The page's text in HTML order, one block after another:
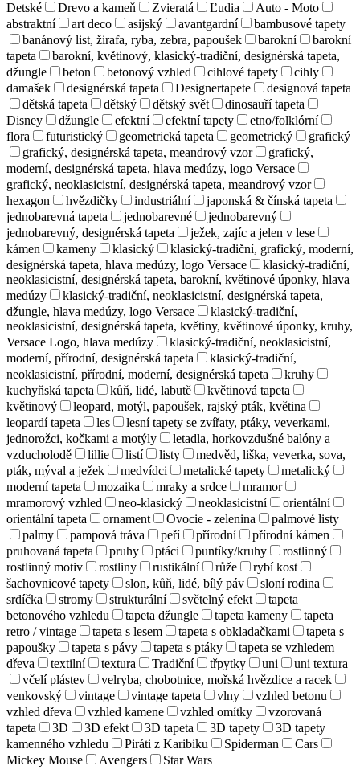
Detské
Drevo a kameň Zvieratá Ľudia
Auto - Moto
abstraktní
art deco asijský avantgardní
bambusové tapety
banánový list, žirafa, ryba, zebra, papoušek
barokní
barokní
tapeta
barokní, květinový, klasický-tradiční, designérská tapeta,
džungle
beton betonový vzhled cihlové tapety
cihly
damašek
designérská tapeta Designertapete
designová tapeta
dětská tapeta
dětský dětský svět
dinosauří tapeta
Disney
džungle efektní efektní tapety
etno/folklórní
flora
futuristický geometrická tapeta geometrický
grafický
grafický, designérská tapeta, meandrový vzor
grafický,
moderní, designérská tapeta, hlava medúzy, logo Versace
grafický, neoklasicistní, designérská tapeta, meandrový vzor
hexagon
hvězdičky industriální
japonská & čínská tapeta
jednobarevná tapeta
jednobarevné
jednobarevný
jednobarevný, designérská tapeta
ježek, zajíc a jelen v lese
kámen
kameny klasický
klasický-tradiční, grafický, moderní,
designérská tapeta, hlava medúzy, logo Versace
klasický-tradiční,
neoklasicistní, designérská tapeta, barokní, květinové úponky, hlava
medúzy
klasický-tradiční, neoklasicistní, designérská tapeta,
džungle, hlava medúzy, logo Versace
klasický-tradiční,
neoklasicistní, designérská tapeta, květiny, květinové úponky, kruhy,
Versace Logo, hlava medúzy
klasický-tradiční, neoklasicistní,
moderní, přírodní, designérská tapeta
klasický-tradiční,
neoklasicistní, přírodní, moderní, designérská tapeta
kruhy
kuchyňská tapeta
kůň, lidé, labutě
květinová tapeta
květinový
leopard, motýl, papoušek, rajský pták, květina
leopardí tapeta
les
lesní tapety se zvířaty, ptáky, veverkami,
jednorožci, kočkami a motýly
letadla, horkovzdušné balóny a
vzducholodě
lillie listí listy
medvěd, liška, veverka, sova,
pták, mýval a ježek
medvídci metalické tapety
metalický
moderní tapeta
mozaika mraky a srdce
mramor
mramorový vzhled
neo-klasický neoklasicistní
orientální
orientální tapeta
ornament Ovocie - zelenina
palmové listy
palmy
pampová tráva peří přírodní
přírodní kámen
pruhovaná tapeta
pruhy ptáci puntíky/kruhy
rostlinný
rostlinný motiv
rostliny rustikální růže
rybí kost
šachovnicové tapety
slon, kůň, lidé, bílý páv
sloní rodina
srdíčka
stromy strukturální světelný efekt
tapeta
betonového vzhledu
tapeta džungle tapeta kameny
tapeta
retro / vintage
tapeta s lesem tapeta s obkladačkami
tapeta s
papoušky
tapeta s pávy tapeta s ptáky
tapeta se vzhledem
dřeva
textilní textura Tradiční třpytky uni
uni textura
včelí plástev
velryba, chobotnice, mořská hvězdice a racek
venkovský
vintage vintage tapeta vlny
vzhled betonu
vzhled dřeva
vzhled kamene vzhled omítky
vzorovaná
tapeta
3D 3D efekt 3D tapeta 3D tapety
3D tapety
kamenného vzhledu
Piráti z Karibiku Spiderman
Cars
Mickey Mouse
Avengers Star Wars